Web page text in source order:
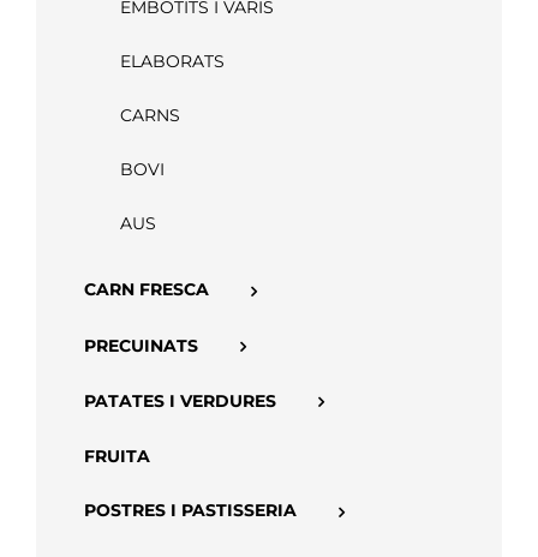
EMBOTITS I VARIS
ELABORATS
CARNS
BOVI
AUS
CARN FRESCA
PRECUINATS
PATATES I VERDURES
FRUITA
POSTRES I PASTISSERIA